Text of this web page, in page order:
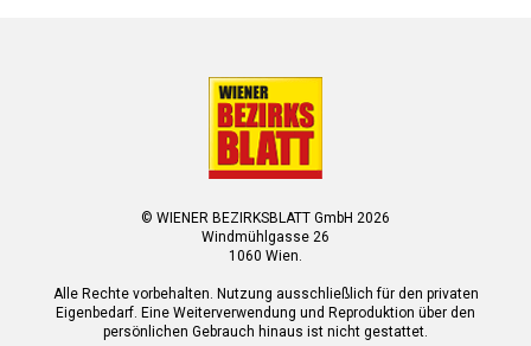
© WIENER BEZIRKSBLATT GmbH 2026
Windmühlgasse 26
1060 Wien.
Alle Rechte vorbehalten. Nutzung ausschließlich für den privaten
Eigenbedarf. Eine Weiterverwendung und Reproduktion über den
persönlichen Gebrauch hinaus ist nicht gestattet.